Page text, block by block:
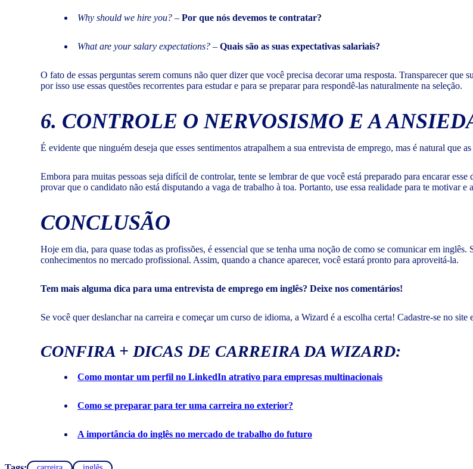
Why should we hire you? – Por que nós devemos te contratar?
What are your salary expectations? – Quais são as suas expectativas salariais?
O fato de essas perguntas serem comuns não quer dizer que você precisa decorar uma resposta. Transparecer que
por isso use essas questões recorrentes para estudar e para se preparar para respondê-las naturalmente na seleção.
6. CONTROLE O NERVOSISMO E A
É evidente que ninguém deseja que esses sentimentos atrapalhem a sua entrevista de emprego, mas é natural que
Embora para muitas pessoas seja difícil de controlar, tente se lembrar de que você está preparado para encarar
provar que o candidato não está disputando a vaga de trabalho à toa. Portanto, use essa realidade para te motivar e
CONCLUSÃO
Hoje em dia, para quase todas as profissões, é essencial que se tenha uma noção de como se comunicar em
conhecimentos no mercado profissional. Assim, quando a chance aparecer, você estará pronto para aproveitá-la.
Tem mais alguma dica para uma entrevista de emprego em inglês? Deixe nos comentários!
Se você quer deslanchar na carreira e começar um curso de idioma, a Wizard é a escolha certa! Cadastre-se no site
CONFIRA + DICAS DE CARREIRA DA WIZARD:
Como montar um perfil no LinkedIn atrativo para empresas multinacionais
Como se preparar para ter uma carreira no exterior?
A importância do inglês no mercado de trabalho do futuro